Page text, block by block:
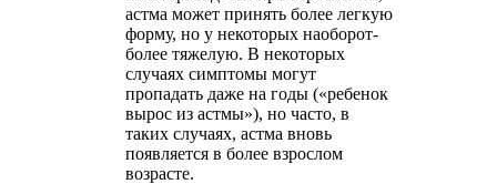
астма может принять более легкую
форму, но у некоторых наоборот-
более тяжелую. В некоторых
случаях симптомы могут
пропадать даже на годы («ребенок
вырос из астмы»), но часто, в
таких случаях, астма вновь
появляется в более взрослом
возрасте.